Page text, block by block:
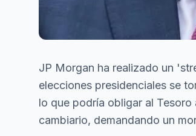
JP Morgan ha realizado un
elecciones presidenciales se
lo que podría obligar al
cambiario, demandando un